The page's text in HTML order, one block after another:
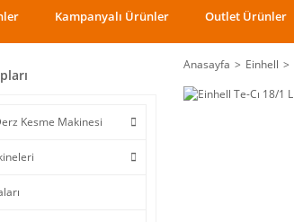
Kampanyalı Ürünler Outlet Ürünler
Kesme Makinesi
Anasayfa Einhell